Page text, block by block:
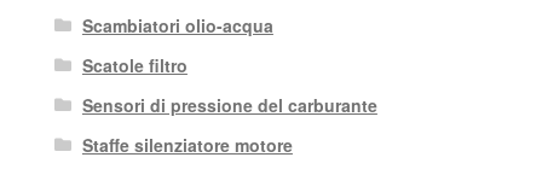
Scambiatori olio-acqua
Scatole filtro
Sensori di pressione del carburante
Staffe silenziatore motore